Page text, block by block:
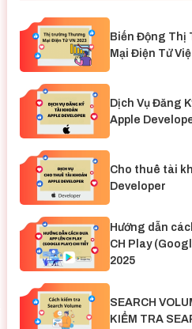
Biến Động Thị
Mại Điện Tử
Dịch Vụ Đăng
Apple
Cho thuê tài
Developer
Hướng dẫn
CH Play
2025
SEARCH
KIỂM TRA